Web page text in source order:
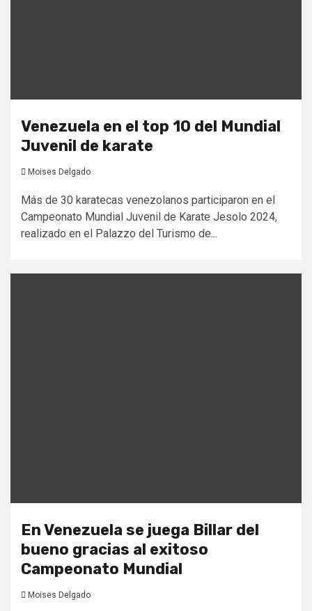
Venezuela en el top 10 del Mundial
Juvenil de karate
Moises Delgado
Más de 30 karatecas venezolanos participaron en el
Campeonato Mundial Juvenil de Karate Jesolo 2024,
realizado en el Palazzo del Turismo de...
En Venezuela se juega Billar del
bueno gracias al exitoso
Campeonato Mundial
Moises Delgado